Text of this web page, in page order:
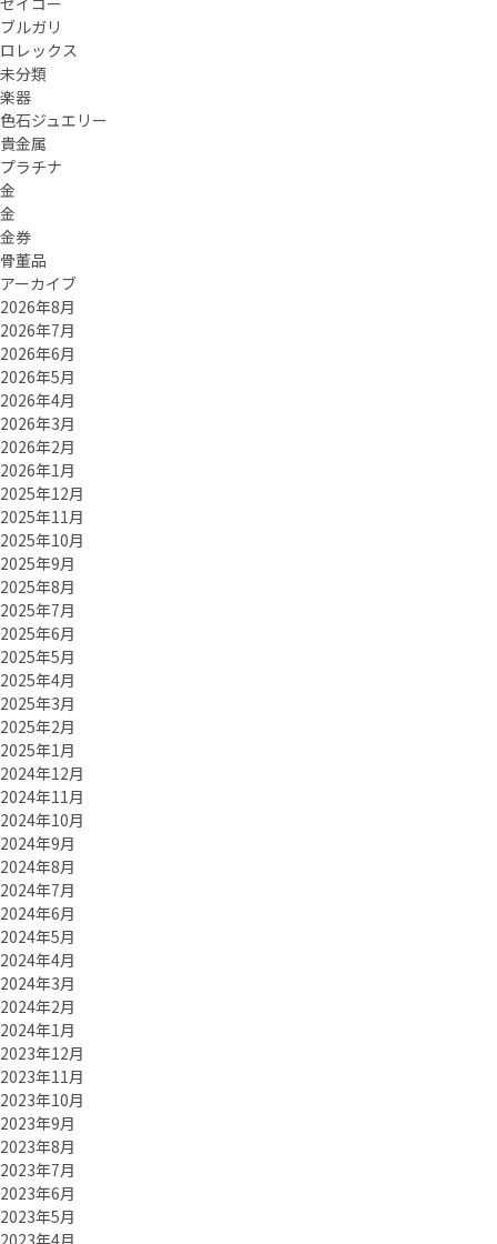
ブルガリ
ロレックス
未分類
楽器
色石ジュエリー
貴金属
プラチナ
金
金
金券
骨董品
アーカイブ
2026年8月
2026年7月
2026年6月
2026年5月
2026年4月
2026年3月
2026年2月
2026年1月
2025年12月
2025年11月
2025年10月
2025年9月
2025年8月
2025年7月
2025年6月
2025年5月
2025年4月
2025年3月
2025年2月
2025年1月
2024年12月
2024年11月
2024年10月
2024年9月
2024年8月
2024年7月
2024年6月
2024年5月
2024年4月
2024年3月
2024年2月
2024年1月
2023年12月
2023年11月
2023年10月
2023年9月
2023年8月
2023年7月
2023年6月
2023年5月
2023年4月